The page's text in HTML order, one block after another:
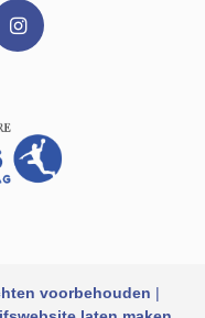
voorbehouden |